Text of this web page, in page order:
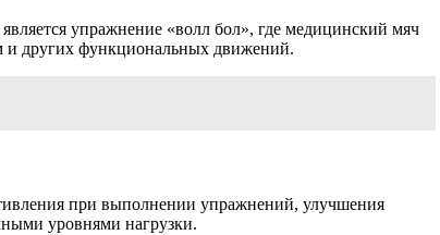
упражнение «волл бол», где медицинский мяч
и других функциональных движений.
при выполнении упражнений, улучшения
уровнями нагрузки.